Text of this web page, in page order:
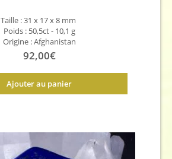
Taille : 31 x 17 x 8 mm
Poids : 50,5ct - 10,1 g
Origine : Afghanistan
92,00€
Ajouter au panier